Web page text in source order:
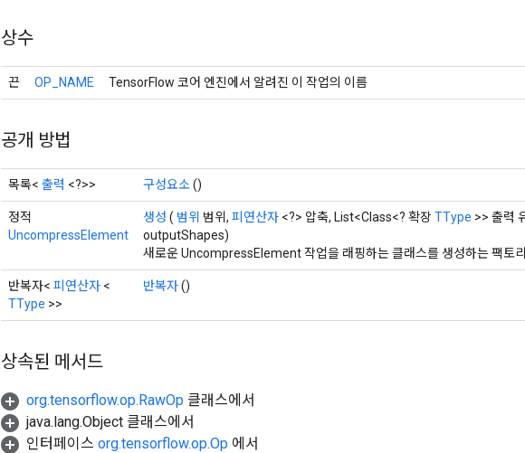
상수
끈 OP_NAME TensorFlow 코어 엔진에서 알려진 이 작업의 이름
공개 방법
목록< 출력 <?>> 구성요소()
정적
UncompressElement
생성 ( 범위 범위, 피연산자 <?> 압축, List<Class<? 확장 TType >> 출력
outputShapes)
새로운 UncompressElement 작업을 래핑하는 클래스를 생성하는 팩토
반복자< 피연산자 <
TType >>
반복자()
상속된 메서드
org.tensorflow.op.RawOp 클래스에서
java.lang.Object 클래스에서
인터페이스 org.tensorflow.op.Op 에서